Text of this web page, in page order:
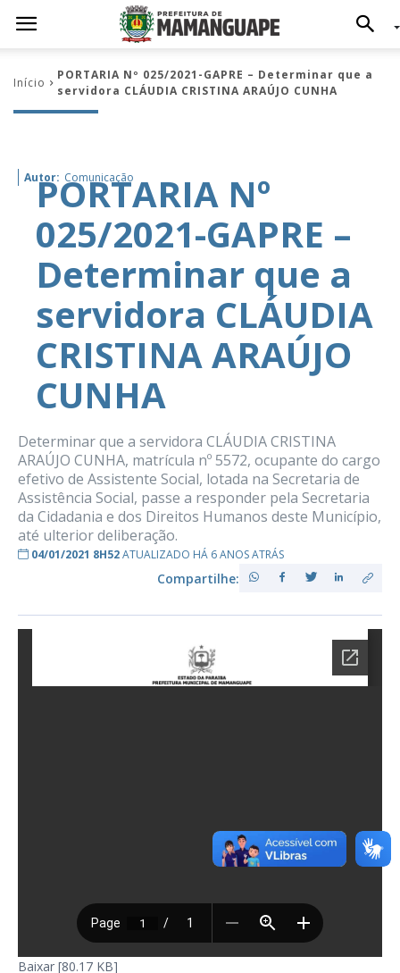
Início
PORTARIA Nº 025/2021-GAPRE – Determinar que a
servidora CLÁUDIA CRISTINA ARAÚJO CUNHA
Autor: Comunicação
PORTARIA Nº
025/2021-GAPRE –
Determinar que a
servidora CLÁUDIA
CRISTINA ARAÚJO
CUNHA
Determinar que a servidora CLÁUDIA CRISTINA
ARAÚJO CUNHA, matrícula nº 5572, ocupante do cargo
efetivo de Assistente Social, lotada na Secretaria de
Assistência Social, passe a responder pela Secretaria
da Cidadania e dos Direitos Humanos deste Município,
até ulterior deliberação.
04/01/2021 8H52ATUALIZADO HÁ 6 ANOS ATRÁS
Compartilhe:
Baixar [80.17 KB]